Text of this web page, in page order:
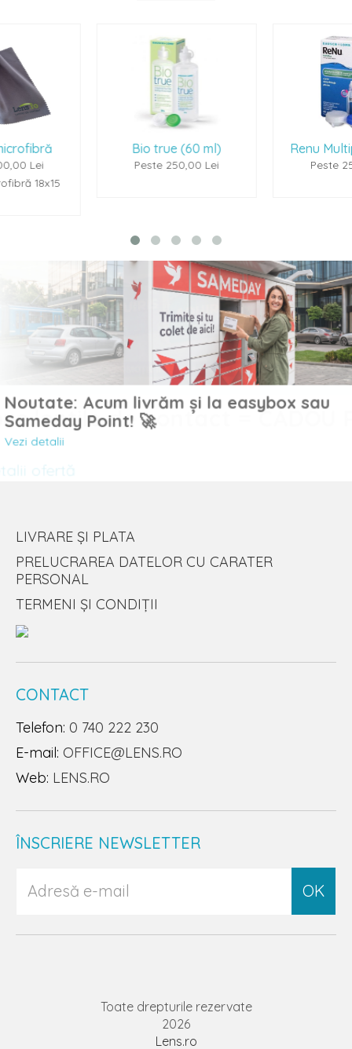
Bio true (60 ml)
Peste 250,00 Lei
Renu Multiplus (60ml)
Peste 250,00 Lei
Noutate: Acum livrăm și la easybox sau
Sameday Point! 🚀
Vezi detalii
LIVRARE ȘI PLATA
PRELUCRAREA DATELOR CU CARATER
PERSONAL
TERMENI ȘI CONDIȚII
CONTACT
Telefon: 0 740 222 230
E-mail: OFFICE@LENS.RO
Web: LENS.RO
ÎNSCRIERE NEWSLETTER
OK
Toate drepturile rezervate
2026
Lens.ro